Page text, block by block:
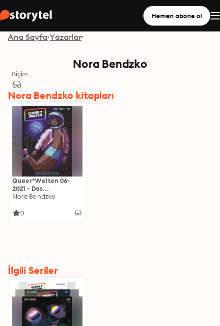
Hemen abone ol
Ana Sayfa Yazarlar
Nora Bendzko
Biçim
Nora Bendzko kitapları
Queer*Welten 06-
2021 - Das
queerfeministische
Nora Bendzko
0
İlgili Seriler